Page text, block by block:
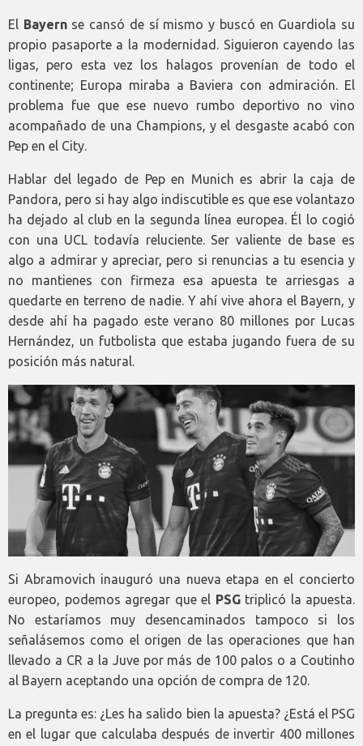
El Bayernse cansó de sí mismo y buscó en Guardiola su
propio pasaporte a la modernidad. Siguieron cayendo las
ligas, pero esta vez los halagos provenían de todo el
continente; Europa miraba a Baviera con admiración. El
problema fue que ese nuevo rumbo deportivo no vino
acompañado de una Champions, y el desgaste acabó con
Pep en el City.
Hablar del legado de Pep en Munich es abrir la caja de
Pandora, pero si hay algo indiscutible es que ese volantazo
ha dejado al club en la segunda línea europea. Él lo cogió
con una UCL todavía reluciente. Ser valiente de base es
algo a admirar y apreciar, pero si renuncias a tu esencia y
no mantienes con firmeza esa apuesta te arriesgas a
quedarte en terreno de nadie. Y ahí vive ahora el Bayern, y
desde ahí ha pagado este verano 80 millones por Lucas
Hernández, un futbolista que estaba jugando fuera de su
posición más natural.
Si Abramovich inauguró una nueva etapa en el concierto
europeo, podemos agregar que el PSGtriplicó la apuesta.
No estaríamos muy desencaminados tampoco si los
señalásemos como el origen de las operaciones que han
llevado a CR a la Juve por más de 100 palos o a Coutinho
al Bayern aceptando una opción de compra de 120.
La pregunta es: ¿Les ha salido bien la apuesta? ¿Está el PSG
en el lugar que calculaba después de invertir 400 millones